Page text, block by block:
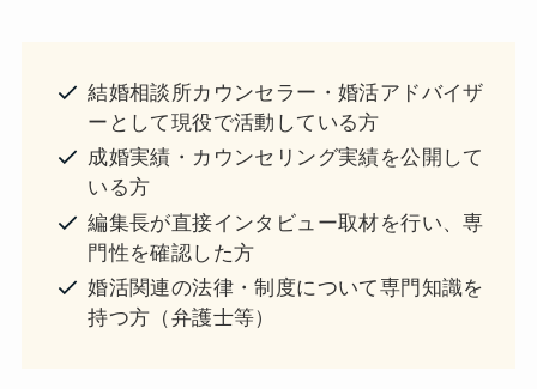
結婚相談所カウンセラー・婚活アドバイザ
ーとして現役で活動している方
成婚実績・カウンセリング実績を公開して
いる方
編集長が直接インタビュー取材を行い、専
門性を確認した方
婚活関連の法律・制度について専門知識を
持つ方（弁護士等）